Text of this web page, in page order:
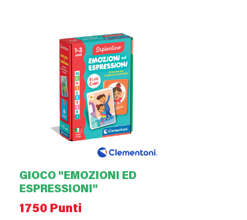
GIOCO "EMOZIONI ED
ESPRESSIONI"
1750 Punti